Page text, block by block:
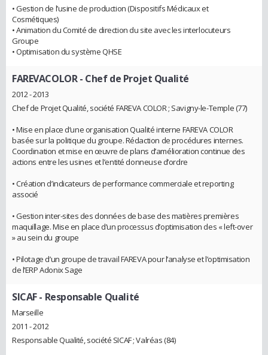
• Gestion de l’usine de production (Dispositifs Médicaux et
Cosmétiques)
• Animation du Comité de direction du site avec les interlocuteurs
Groupe
• Optimisation du système QHSE
FAREVACOLOR- Chef de Projet Qualité
2012 - 2013
Chef de Projet Qualité, société FAREVA COLOR ; Savigny-le-Temple (77)
• Mise en place d’une organisation Qualité interne FAREVA COLOR
basée sur la politique du groupe. Rédaction de procédures internes.
Coordination et mise en œuvre de plans d’amélioration continue des
actions entre les usines et l’entité donneuse d’ordre
• Création d’indicateurs de performance commerciale et reporting
associé
• Gestion inter-sites des données de base des matières premières
maquillage. Mise en place d’un processus d’optimisation des « left-over
» au sein du groupe
• Pilotage d’un groupe de travail FAREVA pour l’analyse et l’optimisation
de l’ERP Adonix Sage
SICAF- Responsable Qualité
Marseille
2011 - 2012
Responsable Qualité, société SICAF ; Valréas (84)